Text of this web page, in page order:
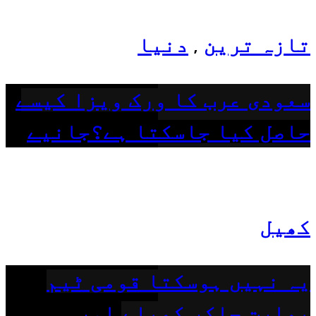
تازہ ترین , دنیا
سعودی عرب کا ورک ویزا کیسے
حاصل کیا جاسکتا ہے؟جانیے
کھیل
یہ نہیں ہوسکتا قومی ٹیم